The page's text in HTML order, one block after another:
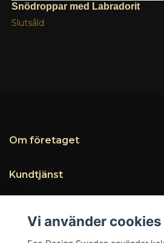
Snödroppar med Labradorit
Slutsåld
Om företaget
Kundtjänst
Vi använder cookies